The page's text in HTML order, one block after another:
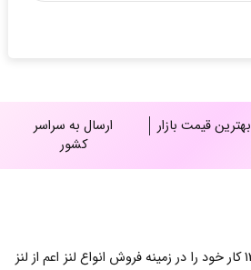
بهترین قیمت بازار
ارسال به سراسر
کشور
فروشگاه لنز امیر از سال 1392 کار خود را در زمینه فروش انواع لنز اعم از لنز